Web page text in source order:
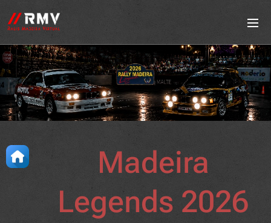
Madeira
Legends 2026